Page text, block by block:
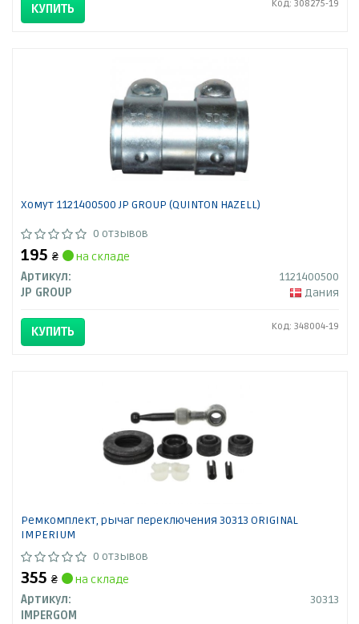
КУПИТЬ Код: 308275-19
Хомут 1121400500 JP GROUP (QUINTON HAZELL)
0 отзывов
195 ₴
на складе
Артикул:
1121400500
JP GROUP
Дания
КУПИТЬ Код: 348004-19
Ремкомплект, рычаг переключения 30313 ORIGINAL
IMPERIUM
0 отзывов
355 ₴
на складе
Артикул:
30313
IMPERGOM